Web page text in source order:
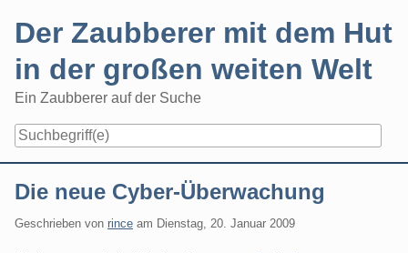
Der Zaubberer mit dem Hut
in der großen weiten Welt
Ein Zaubberer auf der Suche
Die neue Cyber-Überwachung
Geschrieben von rince am Dienstag, 20. Januar 2009